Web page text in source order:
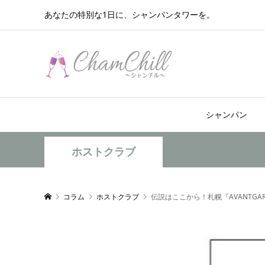
あなたの特別な1日に、シャンパンタワーを。
シャンパン
ホストクラブ
コラム ホストクラブ 伝説はここから！札幌『